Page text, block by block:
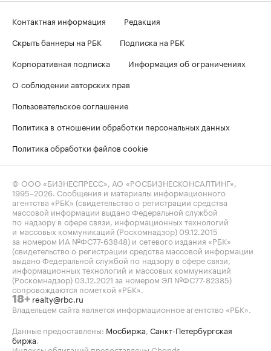
Контактная информация
Редакция
Скрыть баннеры на РБК
Подписка на РБК
Корпоративная подписка
Информация об ограничениях
О соблюдении авторских прав
Пользовательское соглашение
Политика в отношении обработки персональных данных
Политика обработки файлов cookie
© ООО «БИЗНЕСПРЕСС», АО «РОСБИЗНЕСКОНСАЛТИНГ»,
1995–2026 . Сообщения и материалы информационного
агентства «РБК» (свидетельство о регистрации средства
массовой информации выдано Федеральной службой
по надзору в сфере связи, информационных технологий
и массовых коммуникаций (Роскомнадзор) 09.12.2015
за номером ИА №ФС77-63848) и сетевого издания «РБК»
(свидетельство о регистрации средства массовой информации
выдано Федеральной службой по надзору в сфере связи,
информационных технологий и массовых коммуникаций
(Роскомнадзор) 03.12.2021 за номером ЭЛ №ФС77-82385)
сопровождаются пометкой «РБК».
18+ realty@rbc.ru
Владельцем сайта является информационное агентство «РБК».
Данные предоставлены: Мосбиржа Санкт-Петербургская
биржа